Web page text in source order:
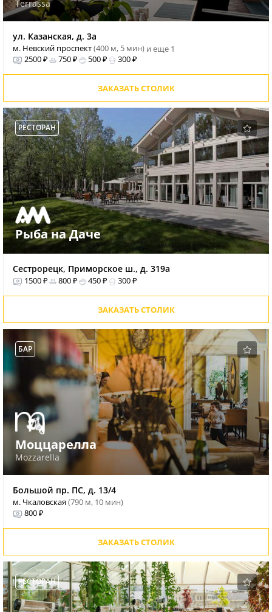
Terrassa
ул. Казанская, д. 3а
м. Невский проспект(400 м, 5 мин) и еще 1
2500 ₽
750 ₽ 500 ₽ 300 ₽
ЗАКАЗАТЬ СТОЛИК
РЕСТОРАН
Рыба на Даче
Сестрорецк, Приморское ш., д. 319а
1500 ₽ 800 ₽ 450 ₽ 300 ₽
ЗАКАЗАТЬ СТОЛИК
БАР
Моццарелла
Mozzarella
Большой пр. ПС, д. 13/4
м. Чкаловская(790 м, 10 мин)
800 ₽
ЗАКАЗАТЬ СТОЛИК
РЕСТОРАН